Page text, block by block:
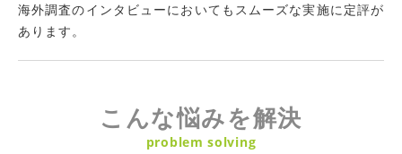
海外調査のインタビューにおいてもスムーズな実施に定評が
あります。
こんな悩みを解決
problem solving